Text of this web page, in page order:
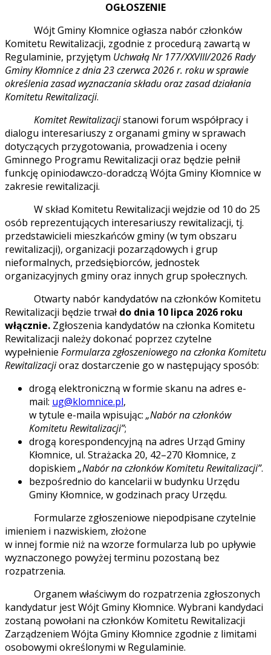
OGŁOSZENIE
Wójt Gminy Kłomnice ogłasza nabór członków
Komitetu Rewitalizacji, zgodnie z procedurą zawartą w
Regulaminie, przyjętym Uchwałą Nr 177/XXVIII/2026Rady
Gminy Kłomnice z dnia 23 czerwca 2026 r. roku w sprawie
określenia zasad wyznaczania składu oraz zasad działania
Komitetu Rewitalizacji.
Komitet Rewitalizacjistanowi forum współpracy i
dialogu interesariuszy z organami gminy w sprawach
dotyczących przygotowania, prowadzenia i oceny
Gminnego Programu Rewitalizacji oraz będzie pełnił
funkcję opiniodawczo-doradczą Wójta Gminy Kłomnice w
zakresie rewitalizacji.
W skład Komitetu Rewitalizacji wejdzie od 10 do 25
osób reprezentujących interesariuszy rewitalizacji, tj.
przedstawicieli mieszkańców gminy (w tym obszaru
rewitalizacji), organizacji pozarządowych i grup
nieformalnych, przedsiębiorców, jednostek
organizacyjnych gminy oraz innych grup społecznych.
Otwarty nabór kandydatów na członków Komitetu
Rewitalizacji będzie trwał do dnia 10 lipca 2026 roku
włącznie. Zgłoszenia kandydatów na członka Komitetu
Rewitalizacji należy dokonać poprzez czytelne
wypełnienie Formularza zgłoszeniowego na członka Komitetu
Rewitalizacjioraz dostarczenie go w następujący sposób:
drogą elektroniczną w formie skanu na adres e-
mail: ug@klomnice.pl,
w tytule e-maila wpisując: „Nabór na członków
Komitetu Rewitalizacji”;
drogą korespondencyjną na adres Urząd Gminy
Kłomnice, ul. Strażacka 20, 42–270 Kłomnice, z
dopiskiem „Nabór na członków Komitetu Rewitalizacji”.
bezpośrednio do kancelarii w budynku Urzędu
Gminy Kłomnice, w godzinach pracy Urzędu.
Formularze zgłoszeniowe niepodpisane czytelnie
imieniem i nazwiskiem, złożone
w innej formie niż na wzorze formularza lub po upływie
wyznaczonego powyżej terminu pozostaną bez
rozpatrzenia.
Organem właściwym do rozpatrzenia zgłoszonych
kandydatur jest Wójt Gminy Kłomnice. Wybrani kandydaci
zostaną powołani na członków Komitetu Rewitalizacji
Zarządzeniem Wójta Gminy Kłomnice zgodnie z limitami
osobowymi określonymi w Regulaminie.